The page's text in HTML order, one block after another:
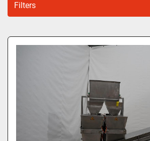
Filters
Rasp (1)
Sorteren op